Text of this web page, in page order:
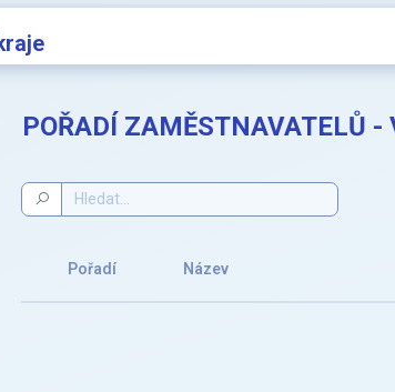
POŘADÍ ZAMĚSTNAVATELŮ -
Pořadí Název